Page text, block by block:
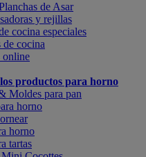
de Asar
y rejillas
cocina especiales
de cocina
online
productos para horno
Moldes para pan
horno
horno
tartas